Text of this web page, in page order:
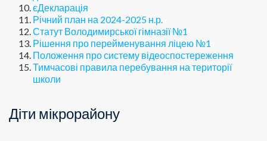
єДекларація
Річний план на 2024-2025 н.р.
Статут Володимирської гімназії №1
Рішення про перейменування ліцею №1
Положення про систему відеоспостереження
Тимчасові правила перебування на території
школи
Діти мікрорайону